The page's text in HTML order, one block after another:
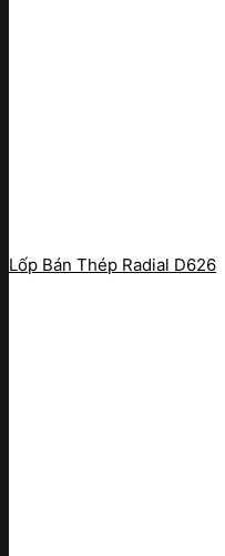
Lốp Bán Thép Radial D626